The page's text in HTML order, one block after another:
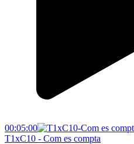
00:05:00
T1xC10 - Com es compta